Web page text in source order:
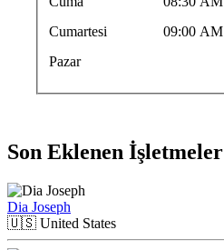
Cumartesi
09:00 AM
Pazar
Son Eklenen İşletmeler
Dia Joseph
🇺🇸 United States